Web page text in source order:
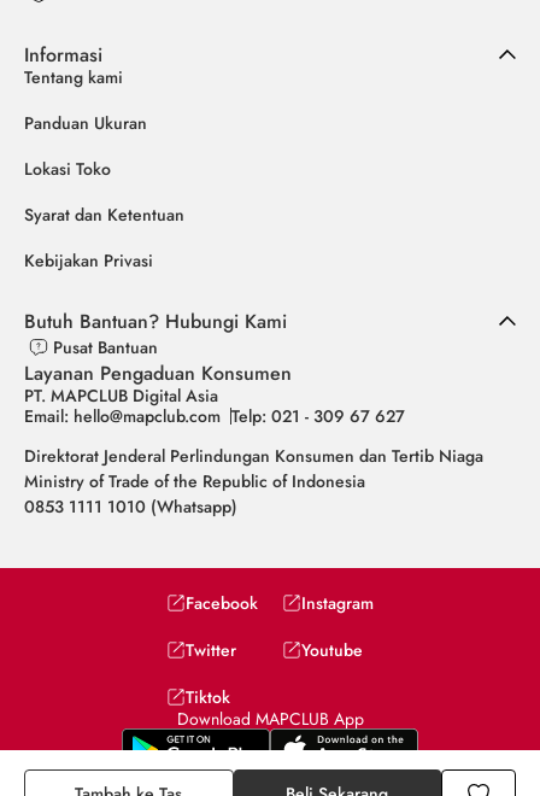
Informasi
Tentang kami
Panduan Ukuran
Lokasi Toko
Syarat dan Ketentuan
Kebijakan Privasi
Butuh Bantuan? Hubungi Kami
Pusat Bantuan
Layanan Pengaduan Konsumen
PT. MAPCLUB Digital Asia
Email: hello@mapclub.com Telp: 021 - 309 67 627
Direktorat Jenderal Perlindungan Konsumen dan Tertib Niaga
Ministry of Trade of the Republic of Indonesia
0853 1111 1010 (Whatsapp)
Facebook
Instagram
Twitter
Youtube
Tiktok
Download MAPCLUB App